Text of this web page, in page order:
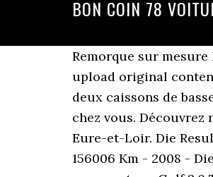
BON COIN 78
Remorque sur mesure Mandrinoise 9 mètres Vendeur: Particulier 7 janvier 2021 14 h 36 min. Enjoy the videos and music you love, upload original content, and share it all with friends, family, and the world on YouTube. Subwoofers In Ceiling BOSTON VRiSub85 deux caissons de basses intégration plafond ou mur. Voitures disponibles avec remise auprès des concessionnaires proches de chez vous. Découvrez nos annonces de voitures à vendre dans les Yvelines (78). Toutes nos annonces gratuites Voiture d’occasion Eure-et-Loir. Die Resultate zufriedener Anwender sind der beste Indikator für ein funktionierendes Präparat. Professionnel - 156006 Km - 2008 - Diesel, Professionnel - 139624 Km - 2005 - Essence. Cette annonce ne peut pas être ajouté à votre comparateur. Golf 2.0 TDI 150 BlueMotion Technology FAP Confortline, Land-Rover Range Rover Evoque - Découvrez plus de 40 annonces de voitures Dacia Duster à vendre dans les Yvelines (78) sur ParuVendu.fr. Toutes nos annonces gratuites Pièces auto d’occasion et équipement voiture Yvelines. Log In. See more of LE Bon Coin De PointE-NoirE on Facebook. Consultez nos annonces d'autos d'occasions à proximité de chez vous. 2 000 acheteurs /mois ont trouvé leur nouvelle voiture grâce à zoomcar.fr. Des occasions révisées et garanties par des professionnels de la vente automobile. Professionnel - 102802 Km - 2011 - Essence, Professionnel - 124944 Km - 2003 - Essence, Professionnel - 162812 Km - 2012 - Diesel, Professionnel - 141900 Km - 2007 - Essence, Professionnel - 127501 Km - 2005 - Essence. Si vous continuez a utiliser ce dernier nous considererons que vous acceptez lutilisation des cookies. the silver lining. Bon Coin Voiture Bon